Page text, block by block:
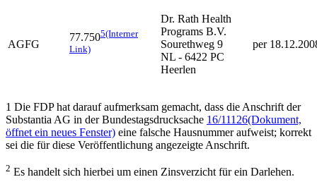
AGFG
77.7505(Interner
Link)
Dr. Rath Health
Programs B.V.
Sourethweg 9
NL - 6422 PC
Heerlen
per
1 Die FDP hat darauf aufmerksam gemacht, dass die Anschrift der
Substantia AG in der Bundestagsdrucksache 16/11126(Dokument,
öffnet ein neues Fenster) eine falsche Hausnummer aufweist; korrekt
sei die für diese Veröffentlichung angezeigte Anschrift.
2 Es handelt sich hierbei um einen Zinsverzicht für ein Darlehen.